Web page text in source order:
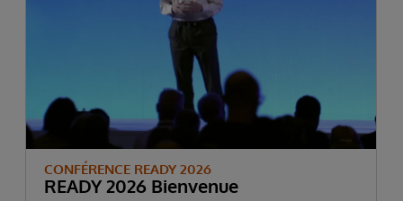
CONFÉRENCE READY 2026
READY 2026 Bienvenue